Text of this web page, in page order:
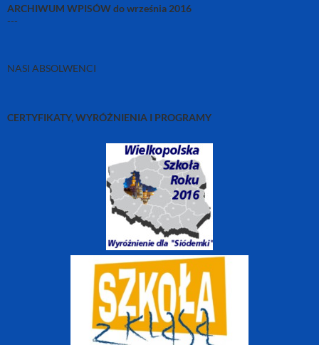
ARCHIWUM WPISÓW do września 2016
---
NASI ABSOLWENCI
CERTYFIKATY, WYRÓŻNIENIA I PROGRAMY